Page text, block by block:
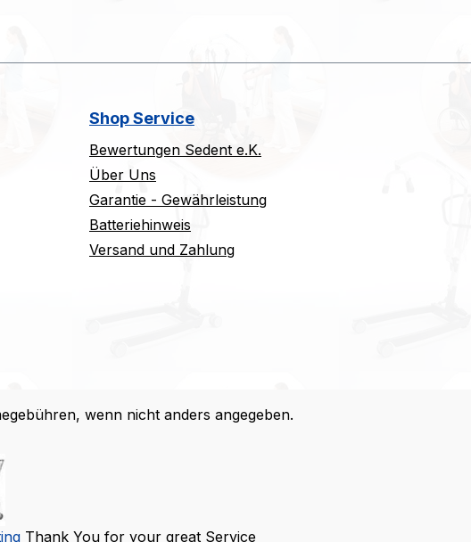
Shop Service
Bewertungen Sedent e.K.
Über Uns
Garantie - Gewährleistung
Batteriehinweis
Versand und Zahlung
wenn nicht anders angegeben.
Thank You for your great Service